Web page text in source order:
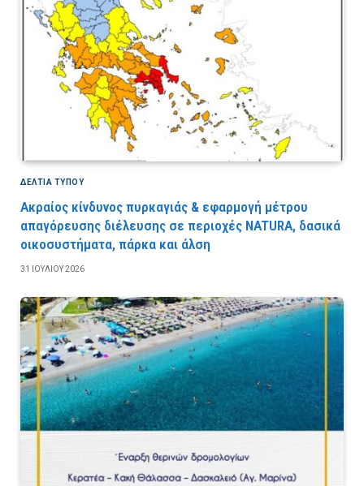
ΔΕΛΤΙΑ ΤΥΠΟΥ
Ακραίος κίνδυνος πυρκαγιάς & εφαρμογή μέτρου
απαγόρευσης διέλευσης σε περιοχές NATURA, δασικά
οικοσυστήματα, πάρκα και άλση
31 ΙΟΥΛΊΟΥ 2026